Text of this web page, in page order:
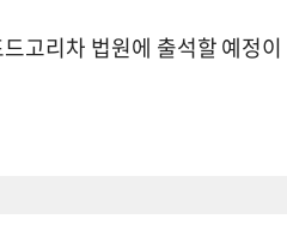
고리차 법원에 출석할 예정이